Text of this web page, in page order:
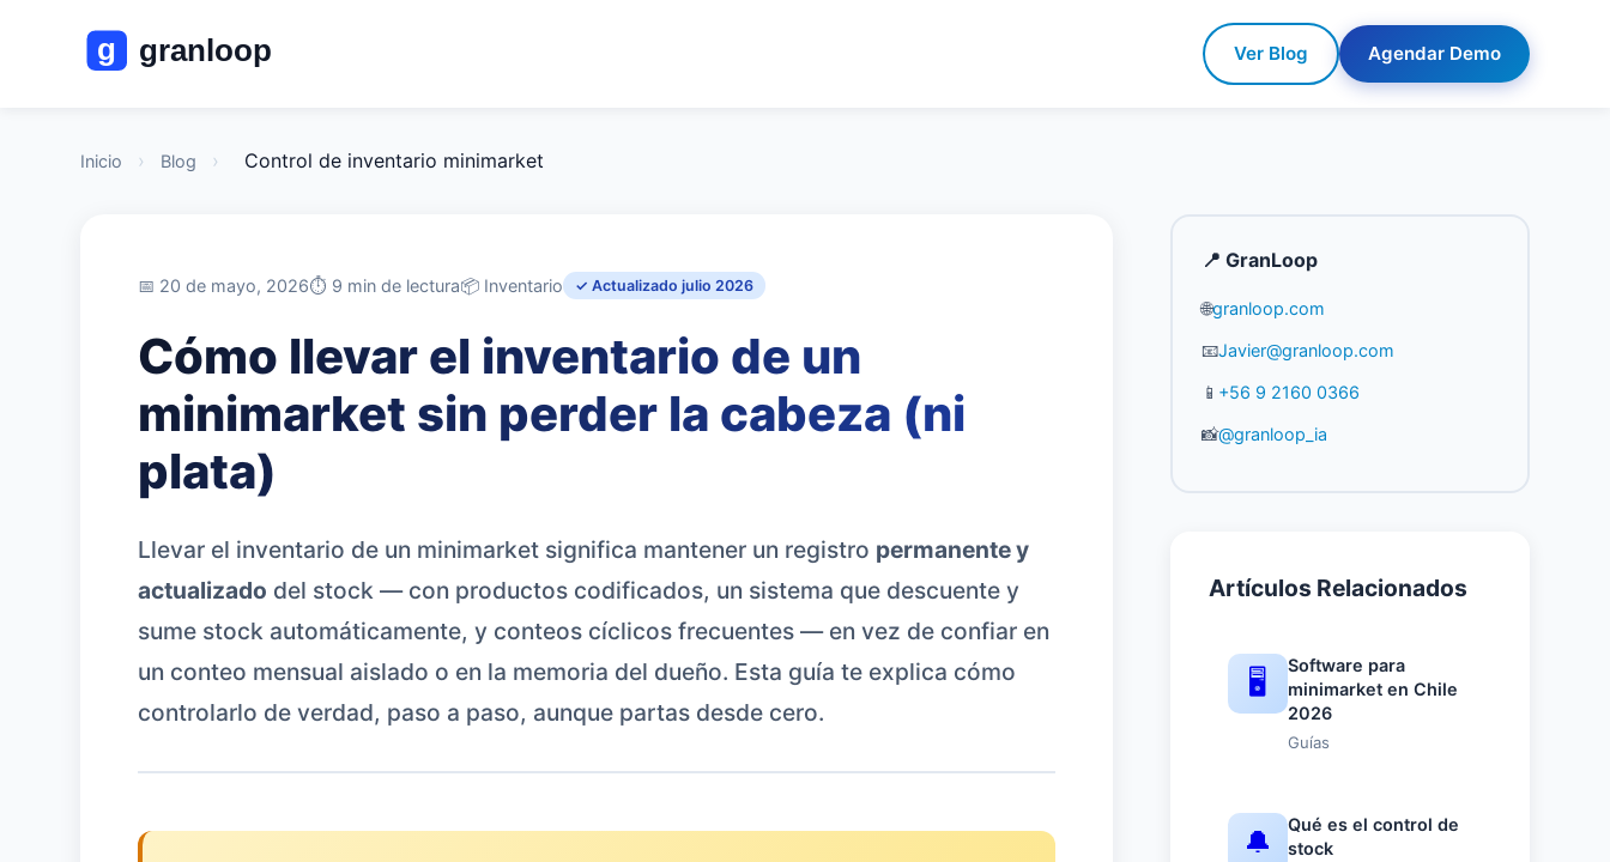
Ver Blog Agendar Demo
Inicio › Blog › Control de inventario minimarket
📅 20 de mayo, 2026⏱️ 9 min de lectura📦 Inventario ✓ Actualizado julio 2026
Cómo llevar el inventario de un
minimarket sin perder la cabeza (ni
plata)
Llevar el inventario de un minimarket significa mantener un registro permanente y
actualizado del stock — con productos codificados, un sistema que descuente y
sume stock automáticamente, y conteos cíclicos frecuentes — en vez de confiar en
un conteo mensual aislado o en la memoria del dueño. Esta guía te explica cómo
controlarlo de verdad, paso a paso, aunque partas desde cero.
📍 GranLoop
🌐granloop.com
📧Javier@granloop.com
📱 +56 9 2160 0366
📸@granloop_ia
Artículos Relacionados
🖥️
Software para
minimarket en Chile
2026
Guías
🔔
Qué es el control de
stock